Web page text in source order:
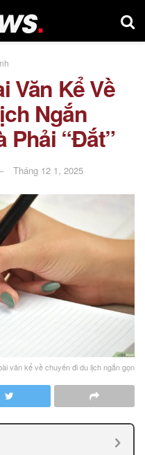
Văn Kể Về
Ngắn
Phải “Đắt”
Tháng 12 1, 2025
văn kể về chuyến đi du lịch ngắn gọn